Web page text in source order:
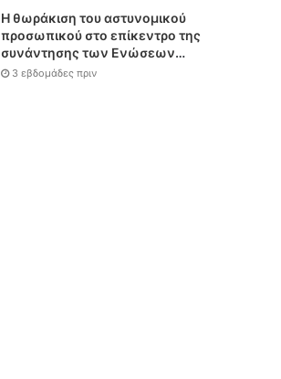
Η θωράκιση του αστυνομικού
προσωπικού στο επίκεντρο της
συνάντησης των Ενώσεων
Αστυνομικών Υπαλλήλων
3 εβδομάδες πριν